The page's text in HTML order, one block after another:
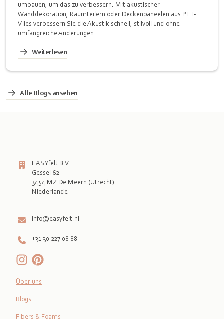
umbauen, um das zu verbessern. Mit akustischer
Wanddekoration, Raumteilern oder Deckenpaneelen aus PET-
Vlies verbessern Sie die Akustik schnell, stilvoll und ohne
umfangreiche Änderungen.
Weiterlesen
Alle Blogs ansehen
EASYfelt B.V.
Gessel 62
3454 MZ De Meern (Utrecht)
Niederlande
info@easyfelt.nl
+31 30 227 08 88
Über uns
Blogs
Fibers & Foams